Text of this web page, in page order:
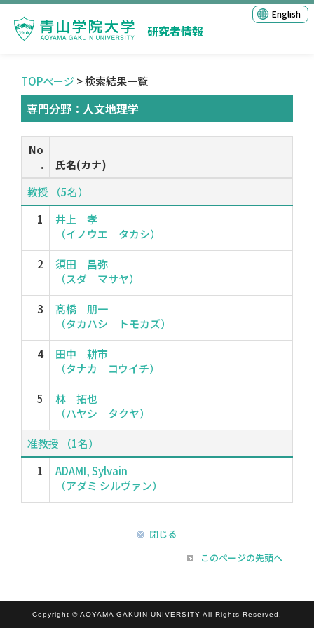
研究者情報
English
TOPページ > 検索結果一覧
専門分野：人文地理学
No
.
氏名(カナ)
教授 （5名）
1
井上 孝
（イノウエ タカシ）
2
須田 昌弥
（スダ マサヤ）
3
髙橋 朋一
（タカハシ トモカズ）
4
田中 耕市
（タナカ コウイチ）
5
林 拓也
（ハヤシ タクヤ）
准教授 （1名）
1
ADAMI, Sylvain
（アダミ シルヴァン）
閉じる
このページの先頭へ
Copyright © AOYAMA GAKUIN UNIVERSITY All Rights Reserved.